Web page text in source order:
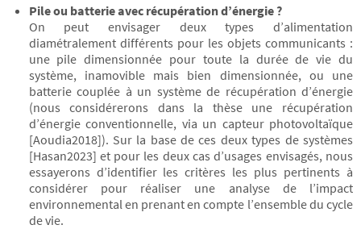
Pile ou batterie avec récupération d’énergie ?
On peut envisager deux types d’alimentation
diamétralement différents pour les objets communicants :
une pile dimensionnée pour toute la durée de vie du
système, inamovible mais bien dimensionnée, ou une
batterie couplée à un système de récupération d’énergie
(nous considérerons dans la thèse une récupération
d’énergie conventionnelle, via un capteur photovoltaïque
[Aoudia2018]). Sur la base de ces deux types de systèmes
[Hasan2023] et pour les deux cas d’usages envisagés, nous
essayerons d’identifier les critères les plus pertinents à
considérer pour réaliser une analyse de l’impact
environnemental en prenant en compte l’ensemble du cycle
de vie.